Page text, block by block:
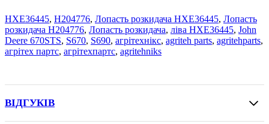
HXE36445, H204776, Лопасть розкидача HXE36445, Лопасть
розкидача H204776, Лопасть розкидача, ліва HXE36445, John
Deere 670STS, S670, S690, агрітехнікс, agriteh parts, agritehparts,
агрітех партс, агрітехпартс, agritehniks
ВІДГУКІВ